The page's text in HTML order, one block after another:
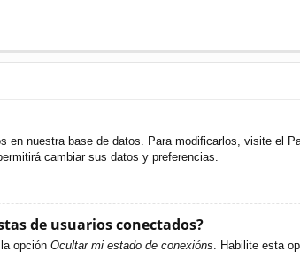
nuestra base de datos. Para modificarlos, visite el
cambiar sus datos y preferencias.
de usuarios conectados?
opción Ocultar mi estado de conexións. Habilite esta